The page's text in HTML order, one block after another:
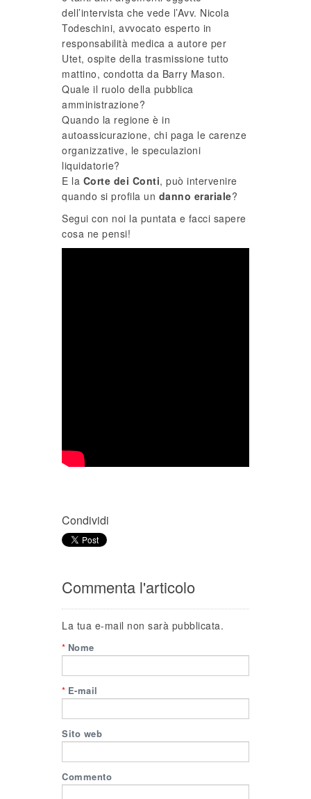
dell’intervista che vede l’Avv. Nicola
Todeschini, avvocato esperto in
responsabilità medica a autore per
Utet, ospite della trasmissione tutto
mattino, condotta da Barry Mason.
Quale il ruolo della pubblica
amministrazione?
Quando la regione è in
autoassicurazione, chi paga le carenze
organizzative, le speculazioni
liquidatorie?
E la Corte dei Conti, può intervenire
quando si profila un danno erariale?
Segui con noi la puntata e facci sapere
cosa ne pensi!
Condividi
Commenta l'articolo
La tua e-mail non sarà pubblicata.
* Nome
* E-mail
Sito web
Commento